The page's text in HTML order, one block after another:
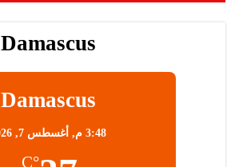
Damascus
Damascus
3:48 م, أغسطس 7, 2026
°C